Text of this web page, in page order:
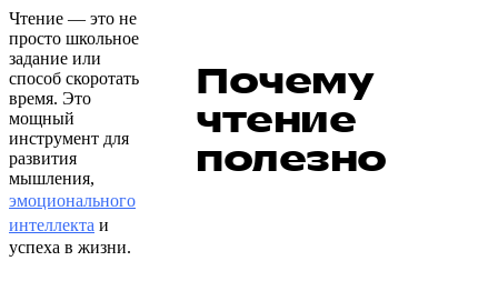
Чтение — это не
просто школьное
задание или
способ скоротать
время. Это
мощный
инструмент для
развития
мышления,
эмоционального
интеллекта и
успеха в жизни.
Почему
чтение
полезно